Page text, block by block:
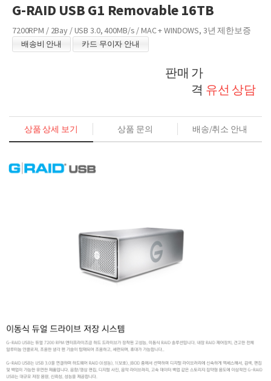
G-RAID USB G1 Removable 16TB
7200RPM / 2Bay / USB 3.0, 400MB/s / MAC + WINDOWS, 3년 제한보증
배송비 안내 카드 무이자 안내
판매 가
격 유선 상담
상품 상세 보기 상품 문의 배송/취소 안내